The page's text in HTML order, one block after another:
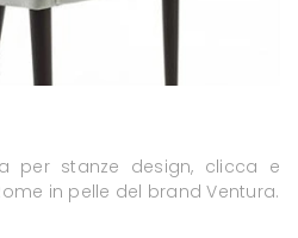
per stanze design, clicca e
in pelle del brand Ventura.